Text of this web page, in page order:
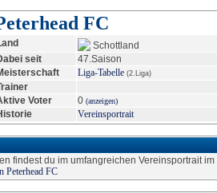
FC
Schottland
seit
47.Saison
Liga-Tabelle (2.Liga)
Voter
0 (anzeigen)
Vereinsportrait
findest du im umfangreichen Vereinsportrait
Peterhead FC